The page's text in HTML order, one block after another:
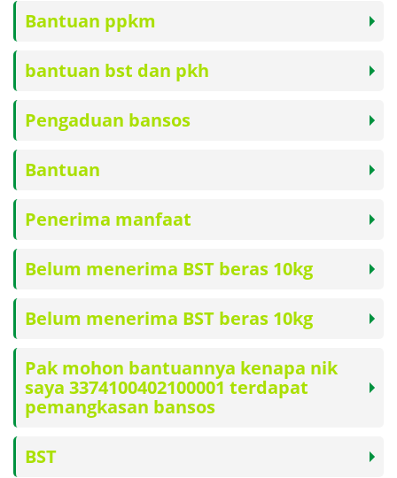
Bantuan ppkm
bantuan bst dan pkh
Pengaduan bansos
Bantuan
Penerima manfaat
Belum menerima BST beras 10kg
Belum menerima BST beras 10kg
Pak mohon bantuannya kenapa nik
saya 3374100402100001 terdapat
pemangkasan bansos
BST